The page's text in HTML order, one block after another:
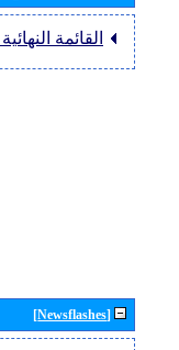
القائمة
[Newsflashes]